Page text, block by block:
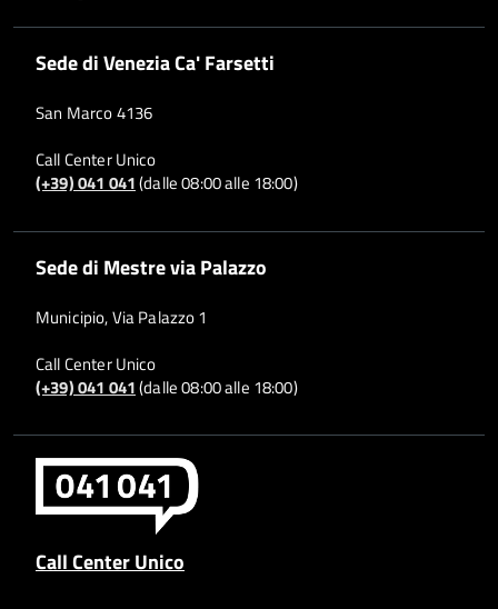
Sede di Venezia Ca' Farsetti
San Marco 4136
Call Center Unico
(+39) 041 041(dalle 08:00 alle 18:00)
Sede di Mestre via Palazzo
Municipio, Via Palazzo 1
Call Center Unico
(+39) 041 041(dalle 08:00 alle 18:00)
Call Center Unico